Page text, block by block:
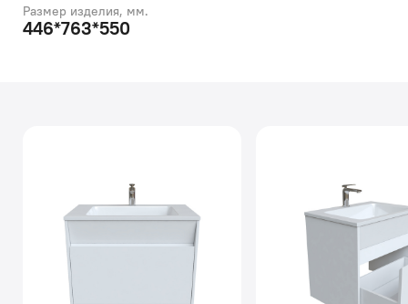
Размер изделия, мм.
446*763*550